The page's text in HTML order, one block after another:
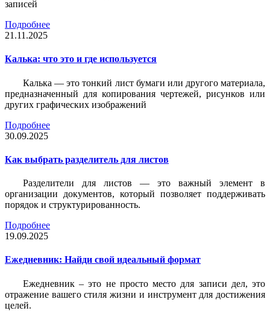
записей
Подробнее
21.11.2025
Калька: что это и где используется
Калька — это тонкий лист бумаги или другого материала,
предназначенный для копирования чертежей, рисунков или
других графических изображений
Подробнее
30.09.2025
Как выбрать разделитель для листов
Разделители для листов — это важный элемент в
организации документов, который позволяет поддерживать
порядок и структурированность.
Подробнее
19.09.2025
Ежедневник: Найди свой идеальный формат
Ежедневник – это не просто место для записи дел, это
отражение вашего стиля жизни и инструмент для достижения
целей.